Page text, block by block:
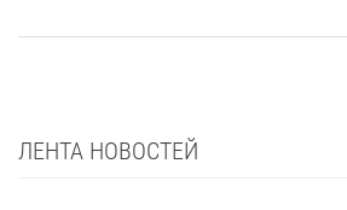
ЛЕНТА НОВОСТЕЙ